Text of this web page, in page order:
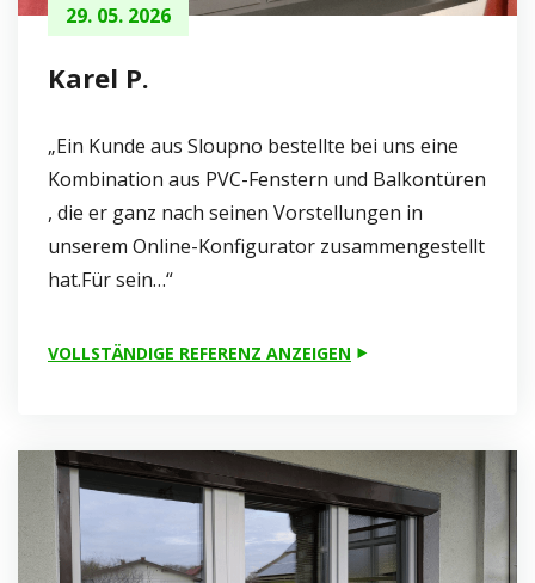
29. 05. 2026
Karel P.
„Ein Kunde aus Sloupno bestellte bei uns eine
Kombination aus PVC-Fenstern und Balkontüren
, die er ganz nach seinen Vorstellungen in
unserem Online-Konfigurator zusammengestellt
hat.Für sein…“
VOLLSTÄNDIGE REFERENZ ANZEIGEN